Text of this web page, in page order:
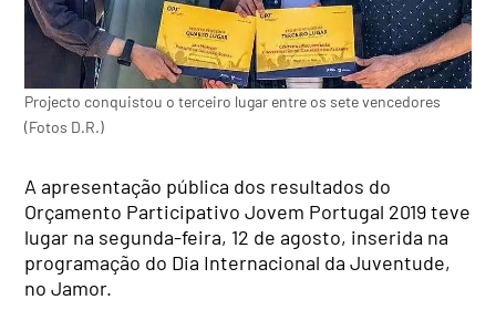
Projecto conquistou o terceiro lugar entre os sete vencedores
(Fotos D.R.)
A apresentação pública dos resultados do
Orçamento Participativo Jovem Portugal 2019 teve
lugar na segunda-feira, 12 de agosto, inserida na
programação do Dia Internacional da Juventude,
no Jamor.